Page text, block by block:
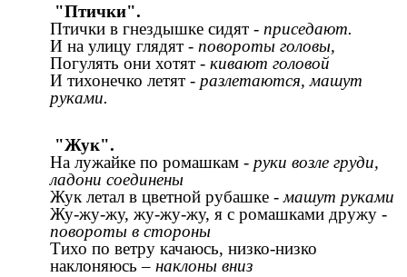
"Птички".
Птички в гнездышке сидят- приседают.
И на улицу глядят- повороты головы,
Погулять они хотят -кивают головой
И тихонечко летят- разлетаются, машут
руками.
"Жук".
На лужайке по ромашкам -руки возле груди,
ладони соединены
Жук летал в цветной рубашке -машут руками
Жу-жу-жу, жу-жу-жу, я с ромашками дружу -
повороты в стороны
Тихо по ветру качаюсь, низко-низко
наклоняюсь –наклоны вниз